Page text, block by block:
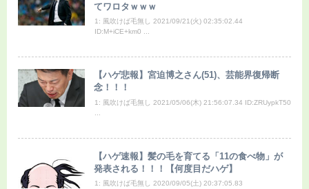
てワロタｗｗｗ
1: 風吹けば毛無し 2021/09/21(火) 02:35:02.44
ID:M+iCE+km0 ...
【ハゲ悲報】宮迫博之さん(51)、芸能界復帰断
念！！！
1: 風吹けば毛無し 2021/05/06(木) 21:56:07.34 ID:ZRUypkT50
【ハゲ速報】髪の毛を育てる「11の食べ物」が
発表される！！！【何度目だハゲ】
1: 風吹けば毛無し 2020/09/05(土) 20:37:05.83